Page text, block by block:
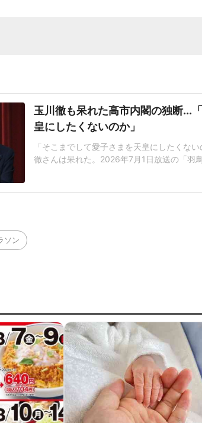
玉川徹も呆れた高市内閣の独断...
皇にしたくないのか」
「そこまでして愛子さまを天皇にしたくな
徹さんは呆れた。2026年7月1日放送の「羽
が閣議決定した皇室典範改正案について、
なく、国民の総意にも沿っていないんじゃ
ソン